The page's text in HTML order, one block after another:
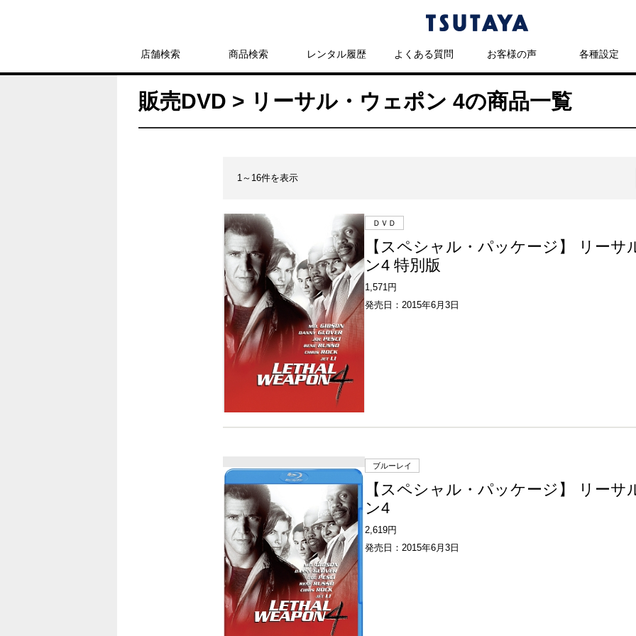
店舗検索 商品検索 レンタル履歴 よくある質問 お客様の声 各種設定
販売DVD > リーサル・ウェポン 4の商品一覧
1～16件を表示
ＤＶＤ
【スペシャル・パッケージ】 リーサ
ン4 特別版
1,571円
発売日：2015年6月3日
ブルーレイ
【スペシャル・パッケージ】 リーサ
ン4
2,619円
発売日：2015年6月3日